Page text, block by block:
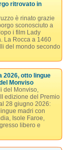
ritrovato in
è rinato grazie
sconosciuto a
i film Lady
La Rocca a 1460
del mondo secondo
2026, otto lingue
Monviso
del Monviso,
edizione del Premio
28 giugno 2026:
madri con
Isole Faroe,
libero e